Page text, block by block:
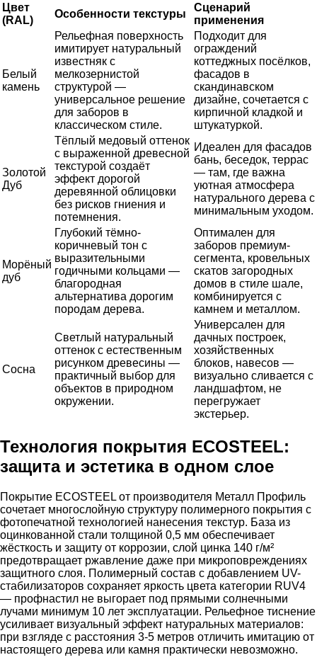
Цвет
(RAL)
Особенности текстуры
Сценарий
применения
Белый
камень
Рельефная поверхность
имитирует натуральный
известняк с
мелкозернистой
структурой —
универсальное решение
для заборов в
классическом стиле.
Подходит для
ограждений
коттеджных посёлков,
фасадов в
скандинавском
дизайне, сочетается с
кирпичной кладкой и
штукатуркой.
Золотой
Дуб
Тёплый медовый оттенок
с выраженной древесной
текстурой создаёт
эффект дорогой
деревянной облицовки
без рисков гниения и
потемнения.
Идеален для фасадов
бань, беседок, террас
— там, где важна
уютная атмосфера
натурального дерева с
минимальным уходом.
Морёный
дуб
Глубокий тёмно-
коричневый тон с
выразительными
годичными кольцами —
благородная
альтернатива дорогим
породам дерева.
Оптимален для
заборов премиум-
сегмента, кровельных
скатов загородных
домов в стиле шале,
комбинируется с
камнем и металлом.
Сосна
Светлый натуральный
оттенок с естественным
рисунком древесины —
практичный выбор для
объектов в природном
окружении.
Универсален для
дачных построек,
хозяйственных
блоков, навесов —
визуально сливается с
ландшафтом, не
перегружает
экстерьер.
Технология покрытия ECOSTEEL:
защита и эстетика в одном слое
Покрытие ECOSTEEL от производителя Металл Профиль
сочетает многослойную структуру полимерного покрытия с
фотопечатной технологией нанесения текстур. База из
оцинкованной стали толщиной 0,5 мм обеспечивает
жёсткость и защиту от коррозии, слой цинка 140 г/м²
предотвращает ржавление даже при микроповреждениях
защитного слоя. Полимерный состав с добавлением UV-
стабилизаторов сохраняет яркость цвета категории RUV4
— профнастил не выгорает под прямыми солнечными
лучами минимум 10 лет эксплуатации. Рельефное тиснение
усиливает визуальный эффект натуральных материалов:
при взгляде с расстояния 3-5 метров отличить имитацию от
настоящего дерева или камня практически невозможно.